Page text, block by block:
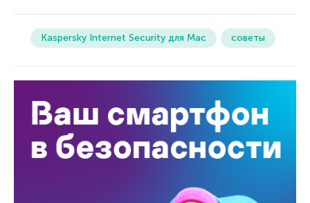
Kaspersky Internet Security для Mac советы